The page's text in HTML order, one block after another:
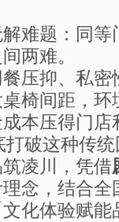
难题：同等
两难。
压抑、私密
椅间距，环
本压得门店
破这种传
凌川，凭借
念，结合全
化体验赋能